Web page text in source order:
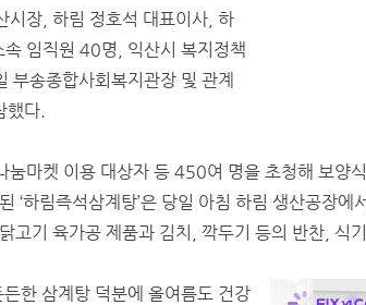
시장, 하림 정호석 대표이사, 하
속 임직원 40명, 익산시 복지정책
부송종합사회복지관장 및 관계
다.
눔마켓 이용 대상자 등 450여 명을 초청해 보양
‘하림즉석삼계탕’은 당일 아침 하림 생산공장에
고기 육가공 제품과 김치, 깍두기 등의 반찬, 식
한 삼계탕 덕분에 올여름도 건강